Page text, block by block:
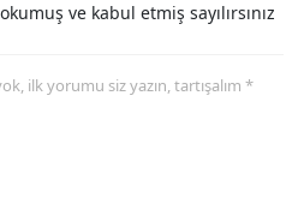
okumuş ve kabul etmiş sayılırsınız
ilk yorumu siz yazın, tartışalım *